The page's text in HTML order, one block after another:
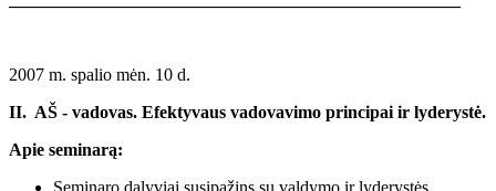
2007 m. spalio mėn. 10 d.
II. AŠ - vadovas. Efektyvaus vadovavimo principai ir lyderystė.
Apie seminarą: